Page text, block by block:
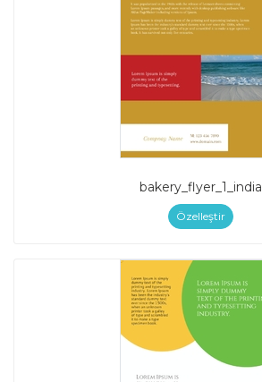
bakery_flyer_1_india
Özelleştir